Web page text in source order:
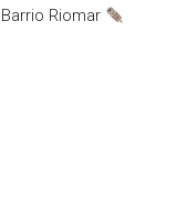
Barrio Riomar